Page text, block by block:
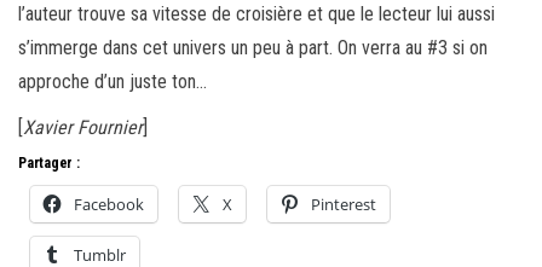
l’auteur trouve sa vitesse de croisière et que le lecteur lui aussi
s’immerge dans cet univers un peu à part. On verra au #3 si on
approche d’un juste ton…
[Xavier Fournier]
Partager :
Facebook X Pinterest
Tumblr